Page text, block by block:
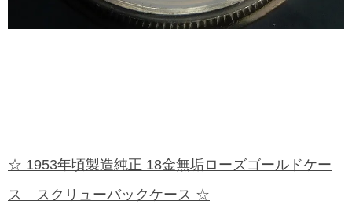
☆ 1953年頃製造純正 18金無垢ローズゴールドケー
ス スクリューバックケース ☆